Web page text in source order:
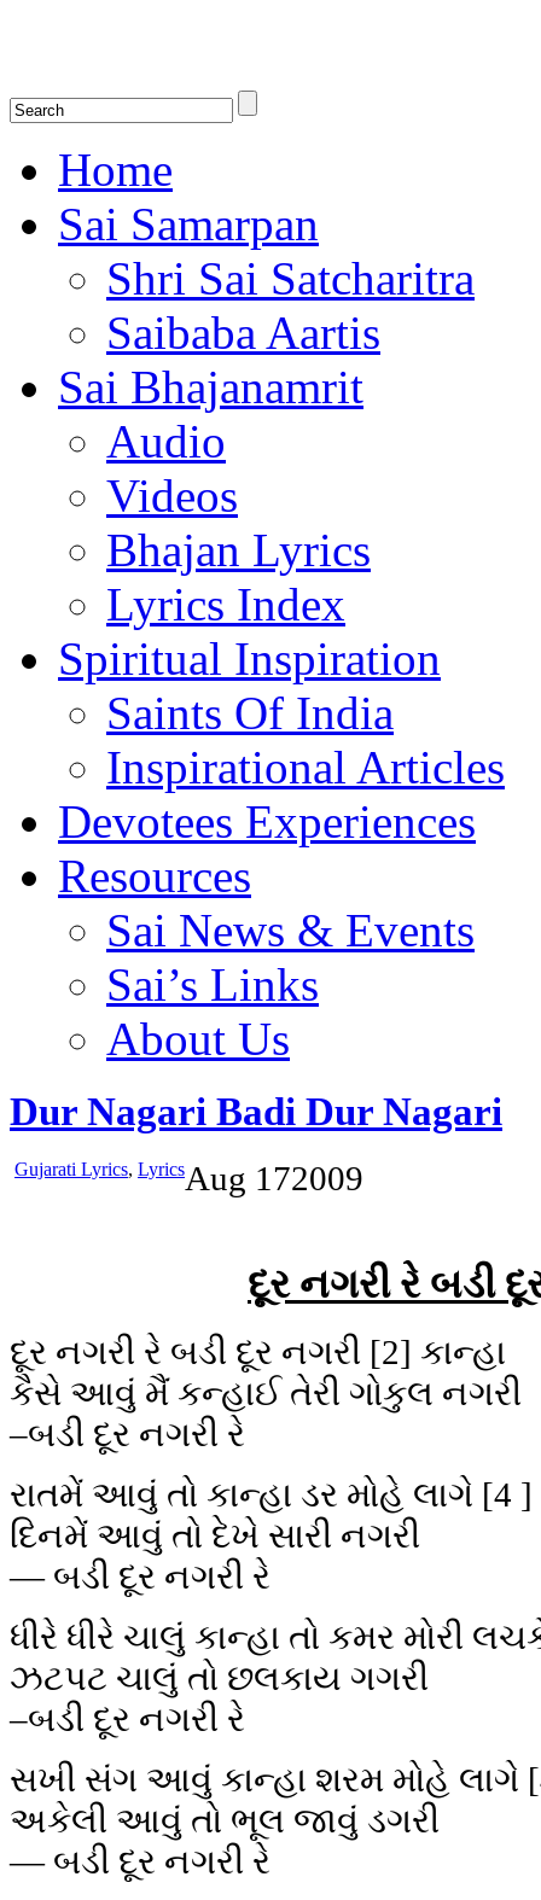
Home
Sai Samarpan
Shri Sai Satcharitra
Saibaba Aartis
Sai Bhajanamrit
Audio
Videos
Bhajan Lyrics
Lyrics Index
Spiritual Inspiration
Saints Of India
Inspirational Articles
Devotees Experiences
Resources
Sai News & Events
Sai’s Links
About Us
Dur Nagari Badi Dur Nagari
Gujarati Lyrics, LyricsAug 172009
દૂર નગરી રે બડી
દૂર નગરી રે બડી દૂર નગરી [2] કાન્હા
કૈસે આવું મૈં કન્હાઈ તેરી ગોકુલ નગરી
–બડી દૂર નગરી રે
રાતમેં આવું તો કાન્હા ડર મોહે લાગે [4 ]
દિનમેં આવું તો દેખે સારી નગરી
— બડી દૂર નગરી રે
ધીરે ધીરે ચાલું કાન્હા તો કમર મોરી
ઝટપટ ચાલું તો છલકાય ગગરી
–બડી દૂર નગરી રે
સખી સંગ આવું કાન્હા શરમ મોહે લાગે
અકેલી આવું તો ભૂલ જાવું ડગરી
— બડી દૂર નગરી રે